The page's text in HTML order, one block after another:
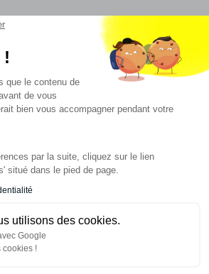
!
que le contenu de
de vous
bien vous accompagner pendant votre
par la suite, cliquez sur le lien
situé dans le pied de page.
utilisons des cookies.
Google
cookies !
à la newsletter
nos produits et les offres du